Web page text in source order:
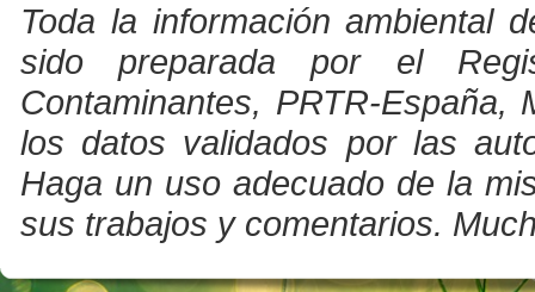
Toda la información ambiental
sido preparada por el
Contaminantes, PRTR-España,
los datos validados por las
Haga un uso adecuado de la
sus trabajos y comentarios.